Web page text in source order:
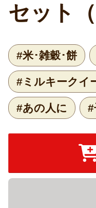
セット
#米･雑穀･餅
#ミルキークイ
#あの人に #